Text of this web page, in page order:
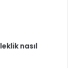
nasıl